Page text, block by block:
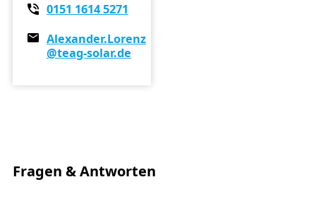
0151 1614 5271
Alexander.Lorenz
@teag-solar.de
Fragen & Antworten